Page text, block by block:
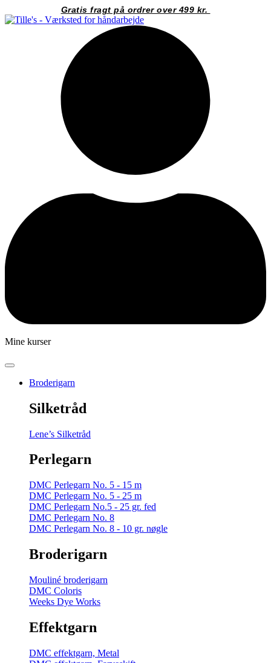
til
Gratis fragt på ordrer over 499 kr.
Mine kurser
Broderigarn
Silketråd
Lene’s Silketråd
Perlegarn
DMC Perlegarn No. 5 - 15 m
DMC Perlegarn No. 5 - 25 m
DMC Perlegarn No.5 - 25 gr. fed
DMC Perlegarn No. 8
DMC Perlegarn No. 8 - 10 gr. nøgle
Broderigarn
Mouliné broderigarn
DMC Coloris
Weeks Dye Works
Effektgarn
DMC effektgarn, Metal